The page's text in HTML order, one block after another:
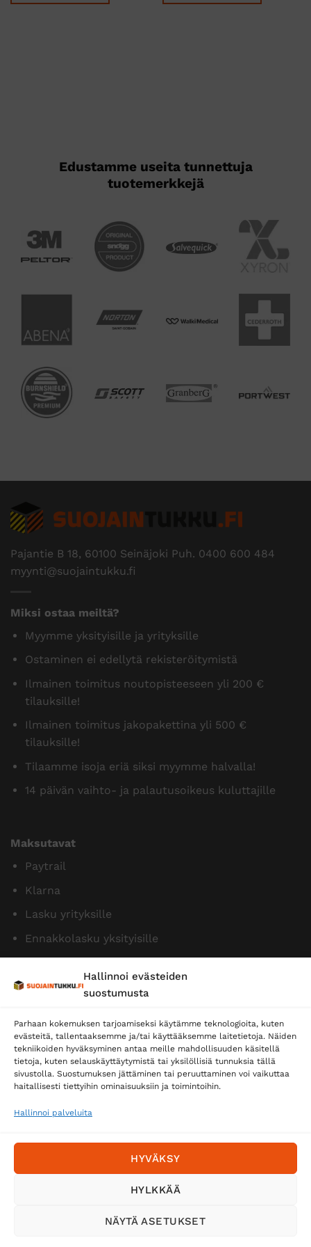
Hallinnoi evästeiden
suostumusta
Parhaan kokemuksen tarjoamiseksi käytämme teknologioita, kuten
evästeitä, tallentaaksemme ja/tai käyttääksemme laitetietoja. Näiden
tekniikoiden hyväksyminen antaa meille mahdollisuuden käsitellä
tietoja, kuten selauskäyttäytymistä tai yksilöllisiä tunnuksia tällä
sivustolla. Suostumuksen jättäminen tai peruuttaminen voi vaikuttaa
haitallisesti tiettyihin ominaisuuksiin ja toimintoihin.
Hallinnoi palveluita
HYVÄKSY
HYLKKÄÄ
NÄYTÄ ASETUKSET
Edustamme useita tunnettuja
tuotemerkkejä
Pajantie B 18, 60100 Seinäjoki Puh. 0400 600 484
myynti@suojaintukku.fi
Miksi ostaa meiltä?
Myymme yksityisille ja yrityksille
Ostaminen ei edellytä rekisteröitymistä
Ilmainen toimitus noutopisteeseen yli 200 €
tilauksille!
Ilmainen toimitus jakopakettina yli 500 €
tilauksille!
Tilaamme isoja eriä siksi myymme halvalla!
14 päivän vaihto- ja palautusoikeus kuluttajille
Maksutavat
Paytrail
Klarna
Lasku yrityksille
Ennakkolasku yksityisille
Toimitustavat
Posti
Matkahuolto
Tilaa uutiskirje ja saat erikoisalennuksia